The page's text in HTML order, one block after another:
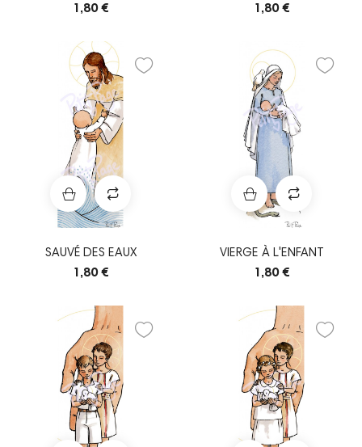
1,80 € 1,80 €
SAUVÉ DES EAUX
1,80 €
VIERGE À L'ENFANT
1,80 €